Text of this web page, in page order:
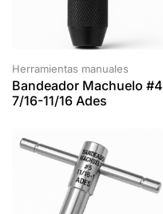
Herramientas manuales
Bandeador Machuelo #4
7/16-11/16 Ades